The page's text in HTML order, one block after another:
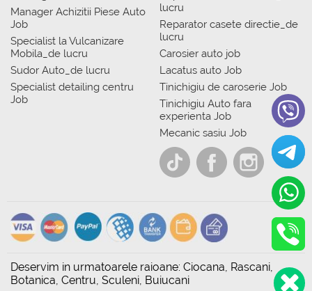
Manager Achizitii Piese Auto
Job
Specialist la Vulcanizare
Mobila_de lucru
Sudor Auto_de lucru
Specialist detailing centru
Job
lucru
Reparator casete directie_de
lucru
Carosier auto job
Lacatus auto Job
Tinichigiu de caroserie Job
Tinichigiu Auto fara
experienta Job
Mecanic sasiu Job
Deservim in urmatoarele raioane: Ciocana, Rascani,
Botanica, Centru, Sculeni, Buiucani